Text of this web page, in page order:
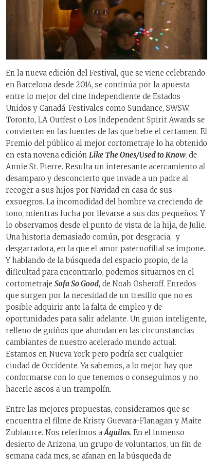
En la nueva edición del Festival, que se viene celebrando
en Barcelona desde 2014, se continúa por la apuesta
entre lo mejor del cine independiente de Estados
Unidos y Canadá. Festivales como Sundance, SWSW,
Toronto, LA Outfest o Los Independent Spirit Awards se
convierten en las fuentes de las que bebe el certamen. El
Premio del público al mejor cortometraje lo ha obtenido
en esta novena edición Like The Ones/Used to Know, de
Annie St. Pierre. Resulta un interesante acercamiento al
desamparo y desconcierto que invade a un padre al
recoger a sus hijos por Navidad en casa de sus
exsuegros. La incomodidad del hombre va creciendo de
tono, mientras lucha por llevarse a sus dos pequeños. Y
lo observamos desde el punto de vista de la hija, de Julie.
Una historia demasiado común, por desgracia, y
desgarradora, en la que el amor paternofilial se impone.
Y hablando de la búsqueda del espacio propio, de la
dificultad para encontrarlo, podemos situarnos en el
cortometraje Sofa So Good, de Noah Osheroff. Enredos
que surgen por la necesidad de un tresillo que no es
posible adquirir ante la falta de empleo y de
oportunidades para salir adelante. Un guion inteligente,
relleno de guiños que ahondan en las circunstancias
cambiantes de nuestro acelerado mundo actual.
Estamos en Nueva York pero podría ser cualquier
ciudad de Occidente. Ya sabemos, a lo mejor hay que
conformarse con lo que tenemos o conseguimos y no
hacerle ascos a un trampolín.
Entre las mejores propuestas, consideramos que se
encuentra el filme de Kristy Guevara-Flanagan y Maite
Zubiaurre. Nos referimos a Águilas. En el inmenso
desierto de Arizona, un grupo de voluntarios, un fin de
semana cada mes, se afanan en la búsqueda de